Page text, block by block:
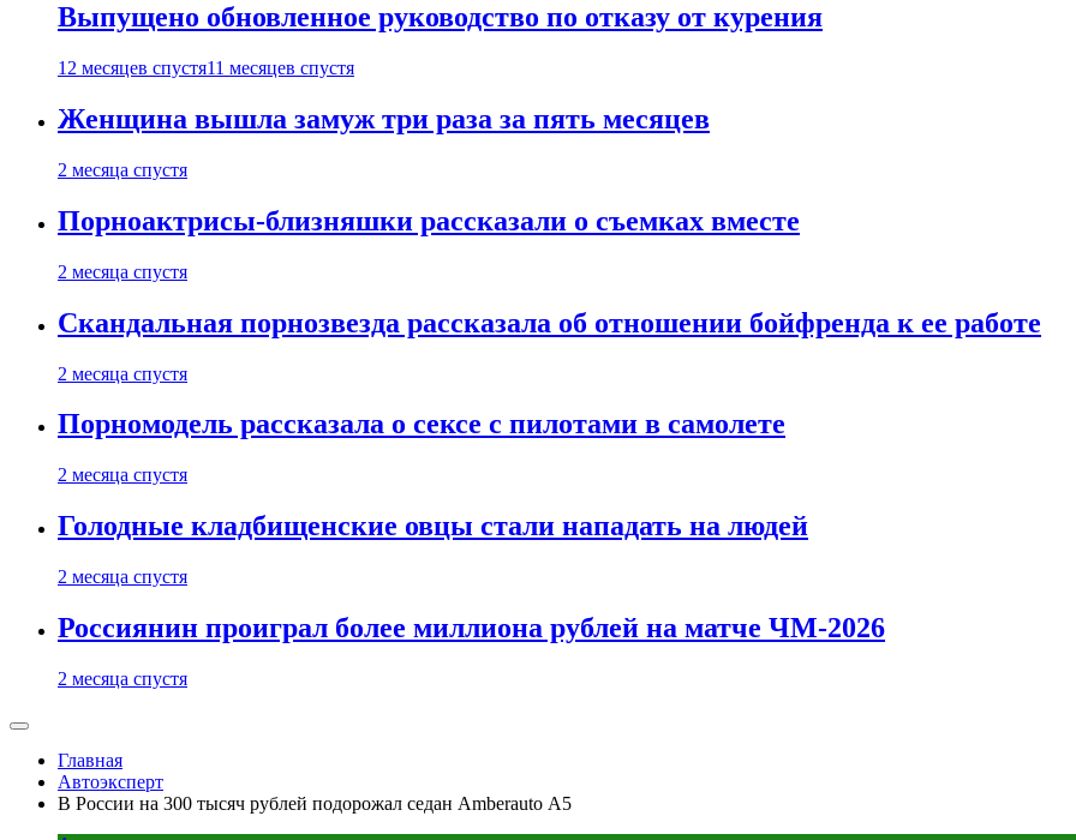
Выпущено обновленное руководство по отказу от курения
12 месяцев спустя11 месяцев спустя
Женщина вышла замуж три раза за пять месяцев
2 месяца спустя
Порноактрисы-близняшки рассказали о съемках вместе
2 месяца спустя
Скандальная порнозвезда рассказала об отношении бойфренда к ее работе
2 месяца спустя
Порномодель рассказала о сексе с пилотами в самолете
2 месяца спустя
Голодные кладбищенские овцы стали нападать на людей
2 месяца спустя
Россиянин проиграл более миллиона рублей на матче ЧМ-2026
2 месяца спустя
Главная
Автоэксперт
В России на 300 тысяч рублей подорожал седан Amberauto А5